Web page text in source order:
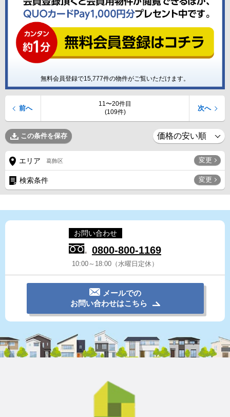
無料会員登録で15,777件の物件がご覧いただけます。
11〜20件目
(109件)
前へ 次へ
この条件を保存
エリア 葛飾区 変更
検索条件 変更
お問い合わせ
0800-800-1169
10:00～18:00（水曜日定休）
メールでの
お問い合わせはこちら